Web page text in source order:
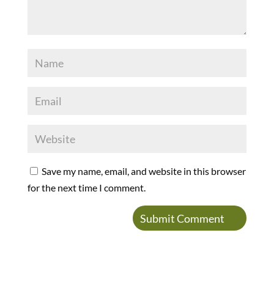
Save my name, email, and website in this browser
for the next time I comment.